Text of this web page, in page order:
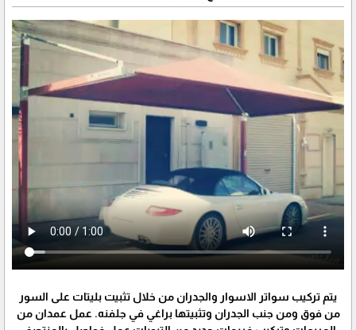
يتم تركيب سواتر الاسوار والجدران من خلال تثبيت بليتات على السور
من فوق ومن جنب الجدران وتثبيتها براغي في جلفنه. عمل عمدان من